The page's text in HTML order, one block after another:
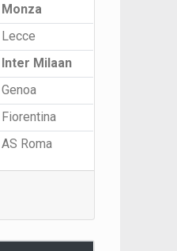
Monza
Lecce
Inter Milaan
Genoa
Fiorentina
AS Roma